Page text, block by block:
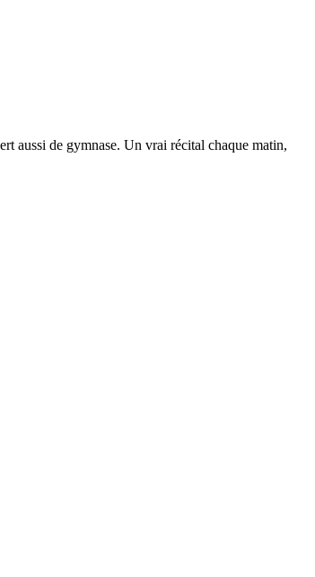
aussi de gymnase. Un vrai récital chaque matin,